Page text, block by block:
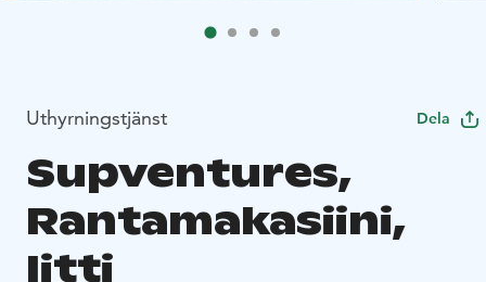
Uthyrningstjänst Dela
Supventures,
Rantamakasiini,
Iitti